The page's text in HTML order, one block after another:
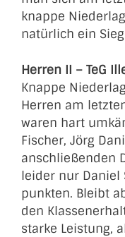
knappe
natürlich ein
Herren II – TeG
Knappe
Herren am
waren hart
Fischer, Jörg
anschließenden
leider nur Daniel
punkten. Bleibt
den
starke Leistung,